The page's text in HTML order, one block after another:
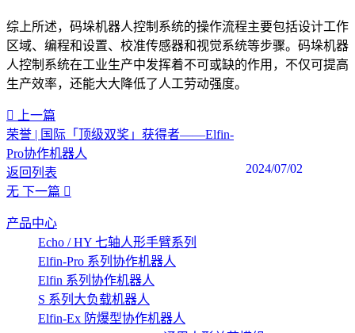
综上所述，码垛机器人控制系统的操作流程主要包括设计工作
区域、编程和设置、校准传感器和视觉系统等步骤。码垛机器
人控制系统在工业生产中发挥着不可或缺的作用，不仅可提高
生产效率，还能大大降低了人工劳动强度。‍
上一篇
荣誉 | 国际「顶级双奖」获得者——Elfin-
Pro协作机器人
2024/07/02
返回列表
无 下一篇
产品中心
Echo / HY 七轴人形手臂系列
Elfin-Pro 系列协作机器人
Elfin 系列协作机器人
S 系列大负载机器人
Elfin-Ex 防爆型协作机器人